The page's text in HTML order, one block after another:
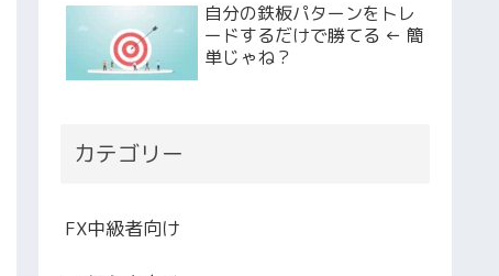
自分の鉄板パターンをトレ
ードするだけで勝てる ← 簡
単じゃね？
カテゴリー
FX中級者向け